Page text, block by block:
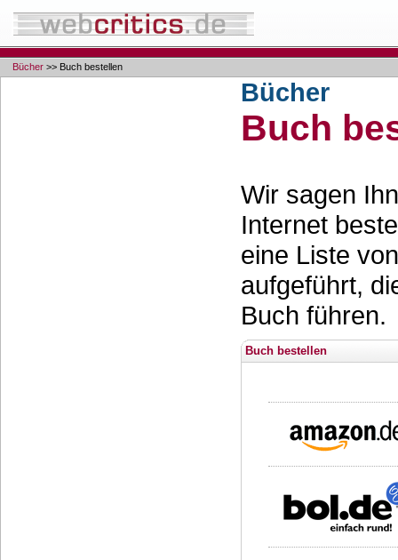
Bücher >> Buch bestellen
Bücher
Buch
Wir sagen
Internet
eine Liste
aufgeführt,
Buch führen.
Buch bestellen